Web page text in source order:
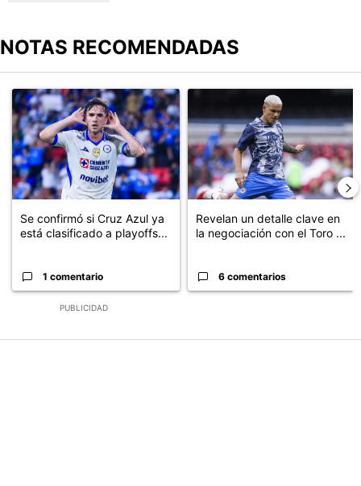
NOTAS RECOMENDADAS
PUBLICIDAD
Un artículo de tendencia con el título "Se confirmó si Cruz Azul
Se confirmó si Cruz Azul ya
está clasificado a playoffs...
1 comentario
Un artículo de tendencia con
Revelan un detalle clave en
la negociación con el Toro ...
6 comentarios